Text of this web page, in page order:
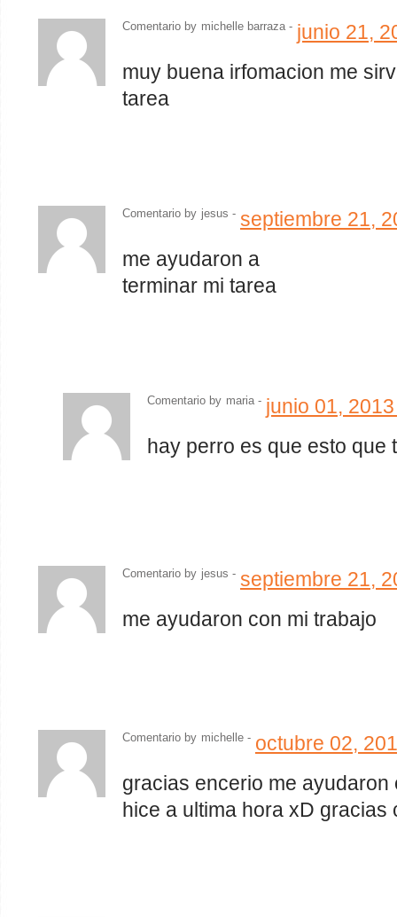
Comentario by michelle barraza - junio 21,
muy buena irfomacion me
tarea
Comentario by jesus - septiembre 21,
me ayudaron a
terminar mi tarea
Comentario by maria- junio 01,
hay perro es que esto que
Comentario by jesus - septiembre 21,
me ayudaron con mi trabajo
Comentario by michelle - octubre 02,
gracias encerio me ayudaron
hice a ultima hora xD gracias